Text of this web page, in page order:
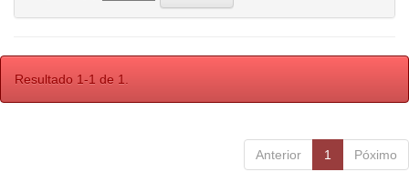
Resultado 1-1 de 1.
Anterior 1 Póximo